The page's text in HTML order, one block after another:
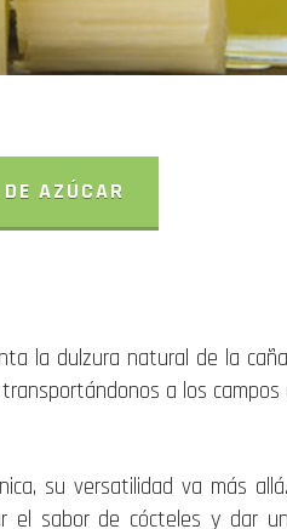
AZÚCAR
la dulzura natural de la
a los campos
su versatilidad va más
el sabor de cócteles y dar